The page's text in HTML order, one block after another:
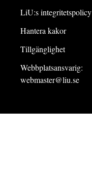
LiU:s integritetspolicy
Hantera kakor
Tillgänglighet
Webbplatsansvarig:
webmaster@liu.se